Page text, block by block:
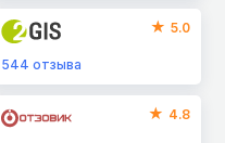
5.0
544отзыва
4.8